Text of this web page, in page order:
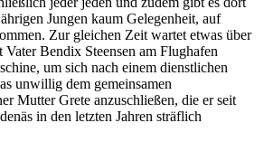
Jungen kaum Gelegenheit, auf
Zur gleichen Zeit wartet etwas über
Bendix Steensen am Flughafen
um sich nach einem dienstlichen
unwillig dem gemeinsamen
Mutter Grete anzuschließen, die er seit
in den letzten Jahren sträflich